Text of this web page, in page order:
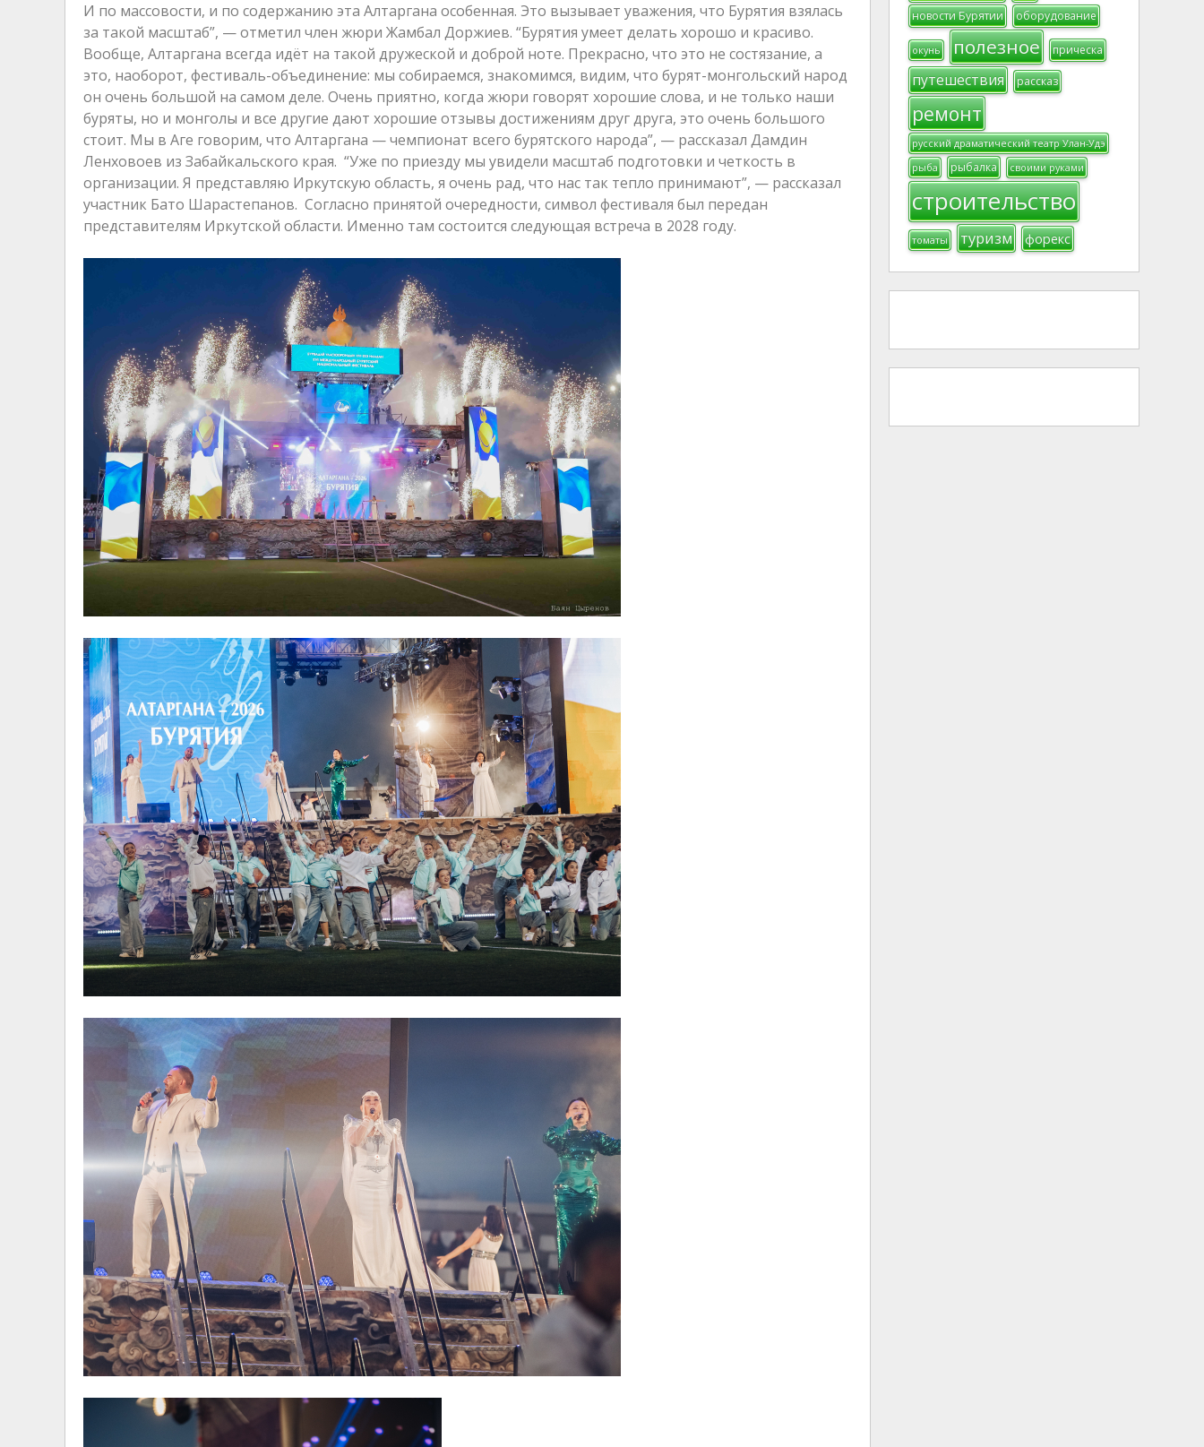
И по массовости, и по содержанию эта Алтаргана особенная. Это вызывает уважения, что Бурятия взялась
за такой масштаб”, — отметил член жюри Жамбал Доржиев. “Бурятия умеет делать хорошо и красиво.
Вообще, Алтаргана всегда идёт на такой дружеской и доброй ноте. Прекрасно, что это не состязание, а
это, наоборот, фестиваль-объединение: мы собираемся, знакомимся, видим, что бурят-монгольский народ
он очень большой на самом деле. Очень приятно, когда жюри говорят хорошие слова, и не только наши
буряты, но и монголы и все другие дают хорошие отзывы достижениям друг друга, это очень большого
стоит. Мы в Аге говорим, что Алтаргана — чемпионат всего бурятского народа”, — рассказал Дамдин
Ленховоев из Забайкальского края. “Уже по приезду мы увидели масштаб подготовки и четкость в
организации. Я представляю Иркутскую область, я очень рад, что нас так тепло принимают”, — рассказал
участник Бато Шарастепанов. Согласно принятой очередности, символ фестиваля был передан
представителям Иркутской области. Именно там состоится следующая встреча в 2028 году.
новости Бурятии
оборудование
окунь полезное прическа
путешествия рассказ
ремонт
русский драматический театр Улан-Удэ
рыба
рыбалка своими руками
строительство
томаты туризм форекс